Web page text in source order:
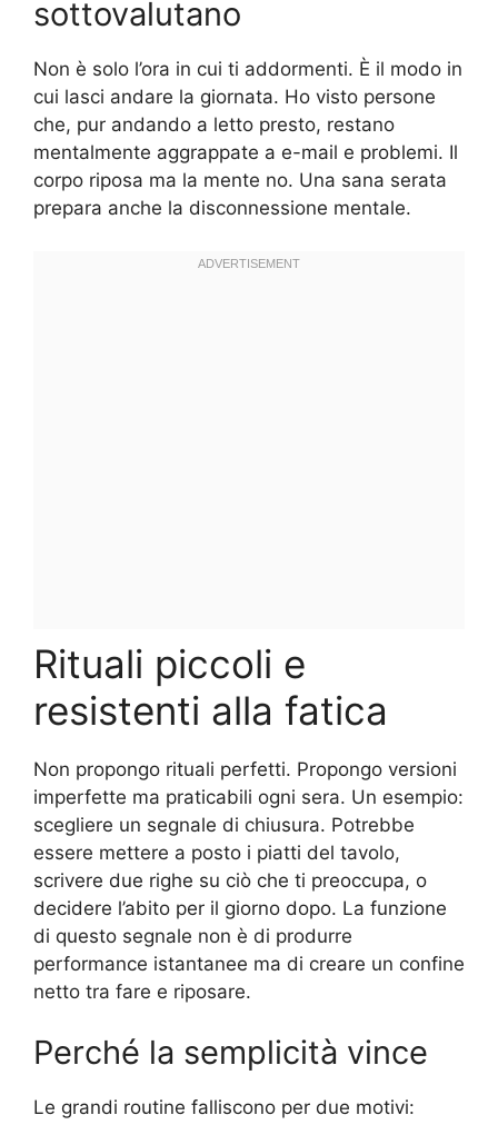
sottovalutano
Non è solo l’ora in cui ti addormenti. È il modo in
cui lasci andare la giornata. Ho visto persone
che, pur andando a letto presto, restano
mentalmente aggrappate a e-mail e problemi. Il
corpo riposa ma la mente no. Una sana serata
prepara anche la disconnessione mentale.
Rituali piccoli e
resistenti alla fatica
Non propongo rituali perfetti. Propongo versioni
imperfette ma praticabili ogni sera. Un esempio:
scegliere un segnale di chiusura. Potrebbe
essere mettere a posto i piatti del tavolo,
scrivere due righe su ciò che ti preoccupa, o
decidere l’abito per il giorno dopo. La funzione
di questo segnale non è di produrre
performance istantanee ma di creare un confine
netto tra fare e riposare.
Perché la semplicità vince
Le grandi routine falliscono per due motivi: